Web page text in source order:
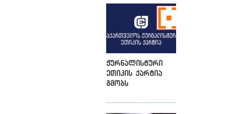
ჟურნალისტური
ეთიკის ქარტია
გმობს
„მონიტორზე“